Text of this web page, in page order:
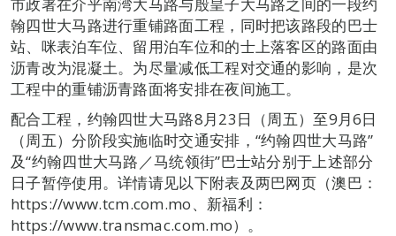
翰四世大马路进行重铺路面工程，同时把该路段的巴士
站、咪表泊车位、留用泊车位和的士上落客区的路面由
沥青改为混凝土。为尽量减低工程对交通的影响，是次
工程中的重铺沥青路面将安排在夜间施工。
配合工程，约翰四世大马路8月23日（周五）至9月6日
（周五）分阶段实施临时交通安排，“约翰四世大马路”
及“约翰四世大马路／马统领街”巴士站分别于上述部分
日子暂停使用。详情请见以下附表及两巴网页（澳巴：
https://www.tcm.com.mo、新福利：
https://www.transmac.com.mo）。